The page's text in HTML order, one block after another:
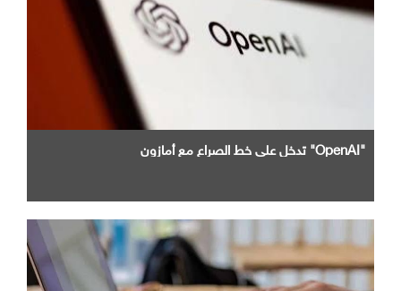
"OpenAI" تدخل علي خط الصراع مع أمازون